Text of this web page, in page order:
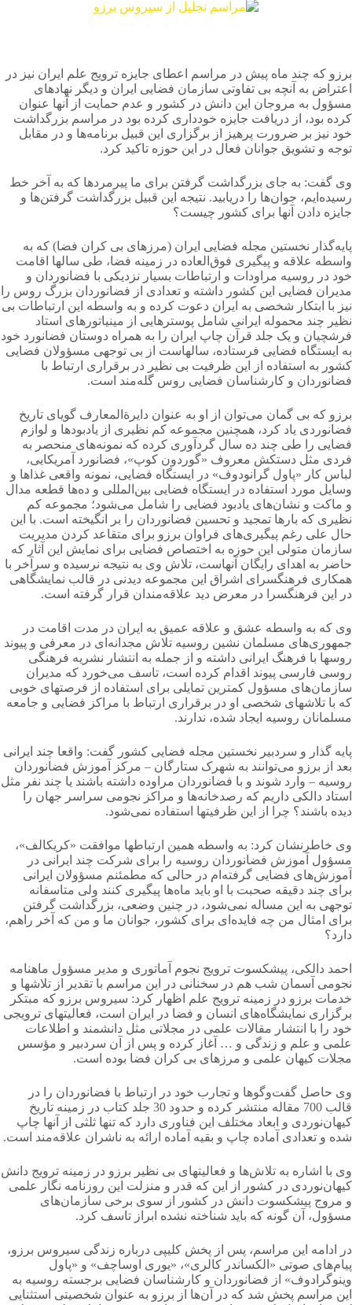
برزو که چند ماه پیش در مراسم اعطای جایزه ترویج علم ایران نیز در
اعتراض به آنچه بی تفاوتی سازمان فضایی ایران و دیگر نهادهای
مسؤول به مروجان این دانش در کشور و عدم حمایت از آنها عنوان
کرده بود، از دریافت جایزه خودداری کرده بود در مراسم بزرگداشت
خود نیز بر ضرورت پرهیز از برگزاری این قبیل برنامه‌ها و در مقابل
توجه و تشویق جوانان فعال در این حوزه تاکید کرد.
وی گفت: به جای بزرگداشت گرفتن برای ما پیرمردها که به آخر خط
رسیده‌ایم، جوان‌ها را دریابید. نتیجه این قبیل بزرگداشت گرفتن‌ها و
جایزه دادن آنها برای کشور چیست؟
پایه‌گذار نخستین مجله فضایی ایران (مرزهای بی کران فضا) که به
واسطه علاقه و پیگیری فوق‌العاده در زمینه فضا، طی سالها اقامت
خود در روسیه مراودات و ارتباطات بسیار نزدیکی با فضانوردان و
مدیران فضایی این کشور داشته و تعدادی از فضانوردان بزرگ روس را
نیز با ابتکار شخصی به ایران دعوت کرده و به واسطه این ارتباطات بی
نظیر چند محموله ایرانی شامل پوسترهایی از مینیاتورهای استاد
فرشچیان و یک جلد قرآن چاپ ایران را به همراه دوستان فضانورد خود
به ایستگاه فضایی فرستاده، سالهاست از بی توجهی مسؤولان فضایی
کشور به استفاده از این ظرفیت بی نظیر در برقراری ارتباط با
فضانوردان و کارشناسان فضایی روس گله‌مند است.
برزو که بی گمان می‌توان از او به عنوان دایرةالمعارف گویای تاریخ
فضانوردی یاد کرد، همچنین مجموعه کم نظیری از یادبودها و لوازم
فضایی را طی چند ده سال گردآوری کرده که نمونه‌های منحصر به
فردی مثل دستکش معروف «گوردون کوپ»، فضانورد آمریکایی،
لباس کار «پاول گرانودوف» در ایستگاه فضایی، نمونه واقعی غذاها و
وسایل مورد استفاده در ایستگاه فضایی بین‌المللی و ده‌ها قطعه مدال
و ماکت و نشان‌های یادبود فضایی را شامل می‌شود؛ مجموعه کم
نظیری که بارها تمجید و تحسین فضانوردان را بر انگیخته است. با این
حال علی رغم پیگیری‌های فراوان برزو برای متقاعد کردن مدیریت
سازمان متولی این حوزه به اختصاص فضایی برای نمایش این آثار که
حاضر به اهدای رایگان آنهاست، تلاش وی به نتیجه نرسیده و سرآخر با
همکاری فرهنگسرای اشراق این مجموعه دیدنی در قالب نمایشگاهی
در این فرهنگسرا در معرض دید علاقه‌مندان قرار گرفته است.
وی که به واسطه عشق و علاقه عمیق به ایران در مدت اقامت در
جمهوری‌های مسلمان نشین روسیه تلاش مجدانه‌ای در معرفی و پیوند
روسها با فرهنگ ایرانی داشته و از جمله به انتشار نشریه فرهنگی
روسی فارسی پیوند اقدام کرده است، تاسف می‌خورد که مدیران
سازمان‌های مسؤول کمترین تمایلی برای استفاده از فرصتهای خوبی
که با تلاشهای شخصی او در برقراری ارتباط با مراکز فضایی و جامعه
مسلمانان روسیه ایجاد شده، ندارند.
پایه گذار و سردبیر نخستین مجله فضایی کشور گفت: واقعا چند ایرانی
بعد از برزو می‌توانند به شهرک ستارگان – مرکز آموزش فضانوردان
روسیه – وارد شوند و با فضانوردان مراوده داشته باشند یا چند نفر مثل
استاد دالکی داریم که رصدخانه‌ها و مراکز نجومی سراسر جهان را
دیده باشند؟ چرا از این ظرفیتها استفاده نمی‌شود.
وی خاطرنشان کرد: به واسطه همین ارتباطها موافقت «کریکالف»،
مسؤول آموزش فضانوردان روسیه را برای شرکت چند ایرانی در
آموزش‌های فضایی گرفته‌ام در حالی که مطمئنم مسؤولان ایرانی
برای چند دقیقه صحبت با او باید ماه‌ها پیگیری کنند ولی متاسفانه
توجهی به این مساله نمی‌شود، در چنین وضعی، بزرگداشت گرفتن
برای امثال من چه فایده‌ای برای کشور، جوانان ما و من که آخر راهم،
دارد؟
احمد دالکی، پیشکسوت ترویج نجوم آماتوری و مدیر مسؤول ماهنامه
نجومی آسمان شب هم در سخنانی در این مراسم با تقدیر از تلاشها و
خدمات برزو در زمینه ترویج علم اظهار کرد: سیروس برزو که مبتکر
برگزاری نمایشگاه‌های انسان و فضا در ایران است، فعالیتهای ترویجی
خود را با انتشار مقالات علمی در مجلاتی مثل دانشمند و اطلاعات
علمی و علم و زندگی و … آغاز کرده و پس از آن سردبیر و مؤسس
مجلات کیهان علمی و مرزهای بی کران فضا بوده است.
وی حاصل گفت‌وگوها و تجارب خود در ارتباط با فضانوردان را در
قالب 700 مقاله منتشر کرده و حدود 30 جلد کتاب در زمینه تاریخ
کیهان‌نوردی و ابعاد مختلف این فناوری دارد که تنها ثلثی از آنها چاپ
شده و تعدادی آماده چاپ و بقیه آماده ارائه به ناشران علاقه‌مند است.
وی با اشاره به تلاش‌ها و فعالیتهای بی نظیر برزو در زمینه ترویج دانش
کیهان‌نوردی در کشور از این که قدر و منزلت این روزنامه نگار علمی
و مروج پیشکسوت دانش در کشور از سوی برخی سازمان‌های
مسؤول، آن گونه که باید شناخته نشده ابراز تاسف کرد.
در ادامه این مراسم، پس از پخش کلیپی درباره زندگی سیروس برزو،
پیام‌های صوتی «الکساندر کالری»، «یوری اوساچف» و «پاول
وینوگرادوف» از فضانوردان و کارشناسان فضایی برجسته روسیه به
این مراسم پخش شد که در آن‌ها از برزو به عنوان شخصیتی استثنایی